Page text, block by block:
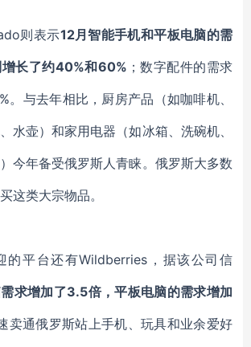
则表示12月智能手机和平板电脑的需
长了约40%和60% ；数字配件的需求
。与去年相比，厨房产品（如咖啡机、
水壶）和家用电器（如冰箱、洗碗机、
今年备受俄罗斯人青睐。俄罗斯大多数
这类大宗物品。
的平台还有Wildberries，据该公司信
求增加了3.5倍，平板电脑的需求增加
卖通俄罗斯站上手机、玩具和业余爱好